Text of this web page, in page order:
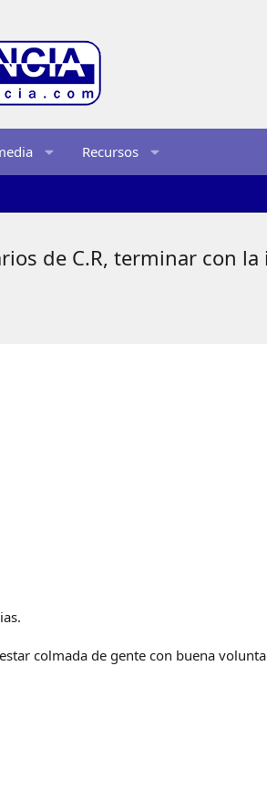
Recursos
de C.R, terminar con
colmada de gente con buena